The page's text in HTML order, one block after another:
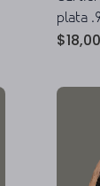
plata
$